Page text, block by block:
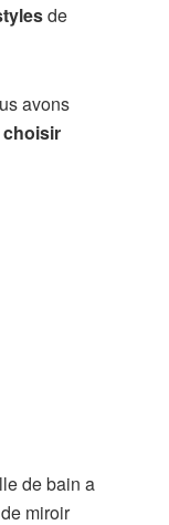
de
avons
choisir
de bain a
miroir